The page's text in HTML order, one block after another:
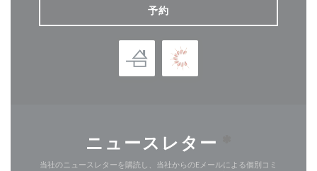
予約
ニュースレター
当社のニュースレターを購読し、当社からのEメールによる個別コミ